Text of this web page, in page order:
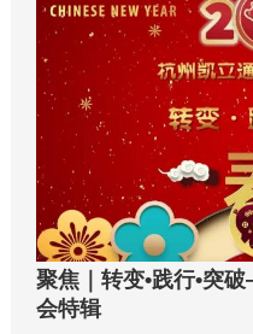
聚焦｜转变•践行•突
会特辑